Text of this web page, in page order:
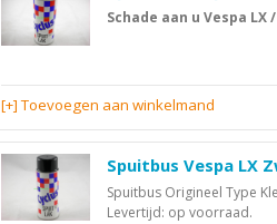
Schade aan u Vespa
[+] Toevoegen aan winkelmand
Spuitbus Vespa LX
Spuitbus Origineel Type
Levertijd: op voorraad.